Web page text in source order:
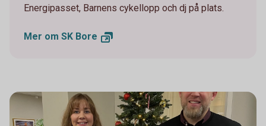
Energipasset, Barnens cykellopp och dj på plats.
Mer om SK Bore